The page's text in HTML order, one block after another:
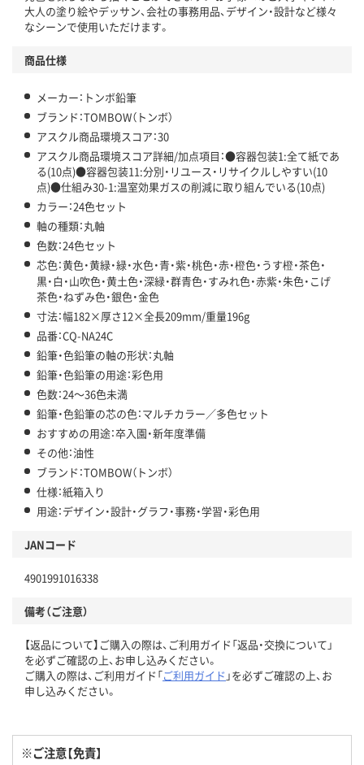
大人の塗り絵やデッサン、会社の事務用品、デザイン・設計など様々
なシーンで使用いただけます。
商品仕様
メーカー：トンボ鉛筆
ブランド：TOMBOW（トンボ）
アスクル商品環境スコア：30
アスクル商品環境スコア詳細/加点項目：●容器包装1:全て紙であ
る(10点)●容器包装11:分別・リユース・リサイクルしやすい(10
点)●仕組み30-1:温室効果ガスの削減に取り組んでいる(10点)
カラー：24色セット
軸の種類：丸軸
色数：24色セット
芯色：黄色・黄緑・緑・水色・青・紫・桃色・赤・橙色・うす橙・茶色・
黒・白・山吹色・黄土色・深緑・群青色・すみれ色・赤紫・朱色・こげ
茶色・ねずみ色・銀色・金色
寸法：幅182×厚さ12×全長209mm/重量196g
品番：CQ-NA24C
鉛筆・色鉛筆の軸の形状：丸軸
鉛筆・色鉛筆の用途：彩色用
色数：24～36色未満
鉛筆・色鉛筆の芯の色：マルチカラー／多色セット
おすすめの用途：卒入園・新年度準備
その他：油性
ブランド：TOMBOW（トンボ）
仕様：紙箱入り
用途：デザイン・設計・グラフ・事務・学習・彩色用
JANコード
4901991016338
備考（ご注意）
【返品について】ご購入の際は、ご利用ガイド「返品・交換について」
を必ずご確認の上、お申し込みください。
ご購入の際は、ご利用ガイド「ご利用ガイド 」を必ずご確認の上、お
申し込みください。
※ご注意【免責】